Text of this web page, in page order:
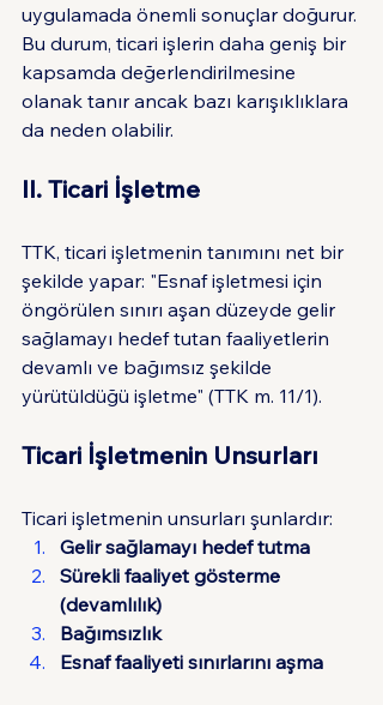
uygulamada önemli sonuçlar doğurur.
Bu durum, ticari işlerin daha geniş bir
kapsamda değerlendirilmesine
olanak tanır ancak bazı karışıklıklara
da neden olabilir.
II. Ticari İşletme
TTK, ticari işletmenin tanımını net bir
şekilde yapar: "Esnaf işletmesi için
öngörülen sınırı aşan düzeyde gelir
sağlamayı hedef tutan faaliyetlerin
devamlı ve bağımsız şekilde
yürütüldüğü işletme" (TTK m. 11/1).
Ticari İşletmenin Unsurları
Ticari işletmenin unsurları şunlardır:
Gelir sağlamayı hedef tutma
Sürekli faaliyet gösterme
(devamlılık)
Bağımsızlık
Esnaf faaliyeti sınırlarını aşma